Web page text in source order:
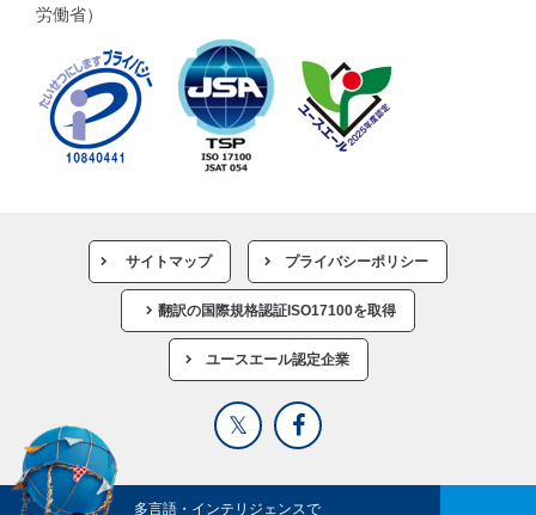
労働省）
サイトマップ プライバシーポリシー
翻訳の国際規格認証ISO17100を取得
ユースエール認定企業
多言語・インテリジェンスで